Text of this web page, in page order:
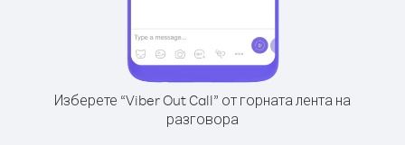
Изберете “Viber Out Call” от горната лента на
разговора